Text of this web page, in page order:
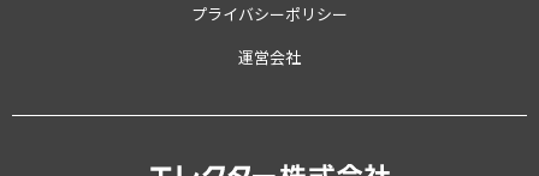
プライバシーポリシー
運営会社